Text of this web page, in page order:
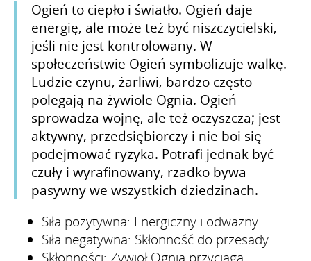
Ogień to ciepło i światło. Ogień daje
energię, ale może też być niszczycielski,
jeśli nie jest kontrolowany. W
społeczeństwie Ogień symbolizuje walkę.
Ludzie czynu, żarliwi, bardzo często
polegają na żywiole Ognia. Ogień
sprowadza wojnę, ale też oczyszcza; jest
aktywny, przedsiębiorczy i nie boi się
podejmować ryzyka. Potrafi jednak być
czuły i wyrafinowany, rzadko bywa
pasywny we wszystkich dziedzinach.
Siła pozytywna: Energiczny i odważny
Siła negatywna: Skłonność do przesady